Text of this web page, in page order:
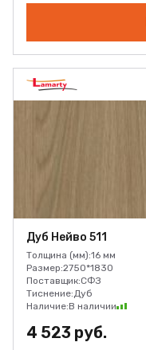
Дуб Нейво 511
Толщина (мм):16 мм
Размер:2750*1830
Поставщик:СФЗ
Тиснение:Дуб
Наличие:В наличии
4 523 руб.